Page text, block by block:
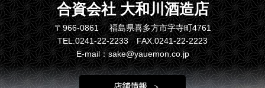
合資会社 大和川酒造店
〒966-0861 福島県喜多方市字寺町4761
TEL.0241-22-2233 FAX.0241-22-2223
E-mail：sake@yauemon.co.jp